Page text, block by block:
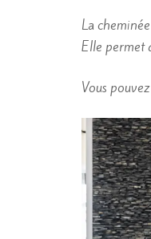
La
Elle permet
Vous